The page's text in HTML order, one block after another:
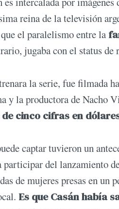
reina de la televisión
el paralelismo entre la
jugaba con el status de
la serie, fue filmada
y la productora de Nacho
cinco cifras en
captar tuvieron un
participar del lanzamiento
de mujeres presas en un
Es que Casán había